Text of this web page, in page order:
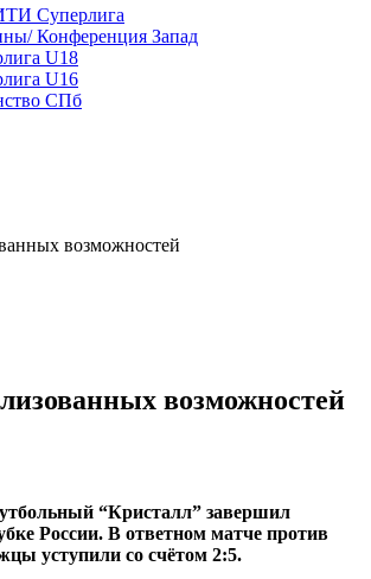
Суперлига
Конференция Запад
U18
U16
СПб
возможностей
“Кристалл” завершил
России. В ответном матче против
уступили со счётом 2:5.